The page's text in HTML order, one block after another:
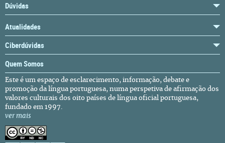
Dúvidas
Atualidades
Ciberdúvidas
Quem Somos
Este é um espaço de esclarecimento, informação, debate e
promoção da língua portuguesa, numa perspetiva de afirmação dos
valores culturais dos oito países de língua oficial portuguesa,
fundado em 1997.
ver mais